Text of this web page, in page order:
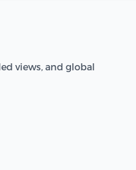
views, and global